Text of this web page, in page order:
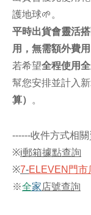
護地球🌱。
平時出貨會靈活
用，無需額外費用
​若希望全程使用
幫您安排並計入
算）
。
------收件方式相
※i郵箱據點查詢
※7-ELEVEN門市
※全家店號查詢